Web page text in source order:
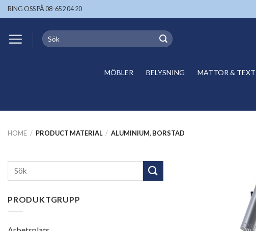
Skip
to
RING OSS PÅ 08-652 04 20
Search
for:
MÖBLER BELYSNING MATTOR &
HOME / PRODUCT MATERIAL / ALUMINIUM, BORSTAD
Search
PRODUKTGRUPP